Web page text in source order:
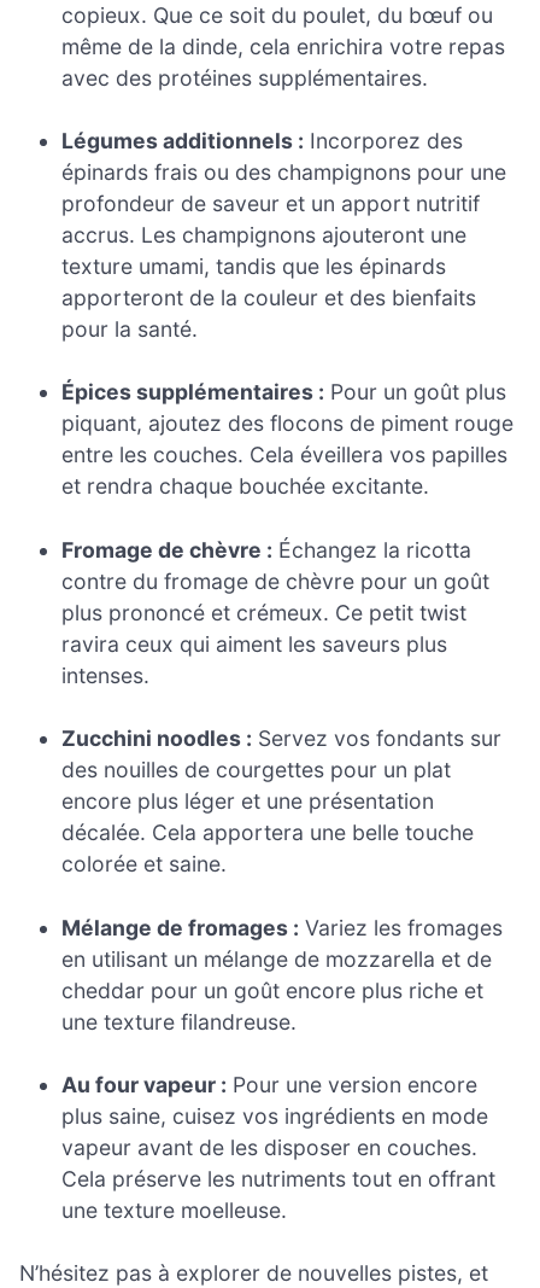
copieux. Que ce soit du poulet, du bœuf ou
même de la dinde, cela enrichira votre repas
avec des protéines supplémentaires.
Légumes additionnels : Incorporez des
épinards frais ou des champignons pour une
profondeur de saveur et un apport nutritif
accrus. Les champignons ajouteront une
texture umami, tandis que les épinards
apporteront de la couleur et des bienfaits
pour la santé.
Épices supplémentaires : Pour un goût plus
piquant, ajoutez des flocons de piment rouge
entre les couches. Cela éveillera vos papilles
et rendra chaque bouchée excitante.
Fromage de chèvre : Échangez la ricotta
contre du fromage de chèvre pour un goût
plus prononcé et crémeux. Ce petit twist
ravira ceux qui aiment les saveurs plus
intenses.
Zucchini noodles : Servez vos fondants sur
des nouilles de courgettes pour un plat
encore plus léger et une présentation
décalée. Cela apportera une belle touche
colorée et saine.
Mélange de fromages : Variez les fromages
en utilisant un mélange de mozzarella et de
cheddar pour un goût encore plus riche et
une texture filandreuse.
Au four vapeur : Pour une version encore
plus saine, cuisez vos ingrédients en mode
vapeur avant de les disposer en couches.
Cela préserve les nutriments tout en offrant
une texture moelleuse.
N’hésitez pas à explorer de nouvelles pistes, et